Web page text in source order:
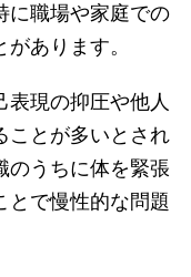
に職場や家庭での
あります。
現の抑圧や他人
ことが多いとされ
のうちに体を緊張
とで慢性的な問題